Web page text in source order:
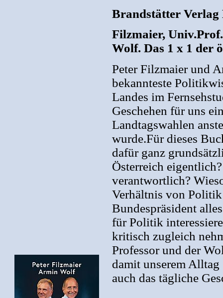
Brandstätter Verlag
Filzmaier,
Wolf. Das 1 x 1 der
Peter Filzmaier und
bekannteste
Landes im
Geschehen für uns
Landtagswahlen
wurde.Für dieses
dafür ganz
Österreich
verantwortlich?
Verhältnis von
Bundespräsident
für Politik
kritisch zugleich
Professor und der
damit unserem Alltag
auch das tägliche